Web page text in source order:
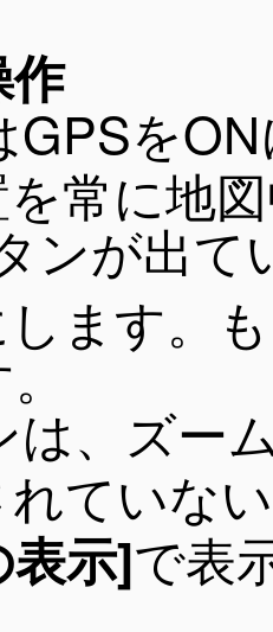
GPSを
常に地
ンが出て
ます。
は、ズー
ていな
示]で表